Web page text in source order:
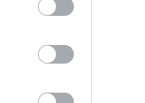
octobre 2025
septembre 2025
août 2025